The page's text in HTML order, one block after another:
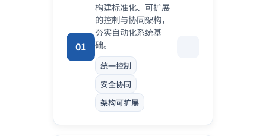
01
构建标准化、可扩展
的控制与协同架构，
夯实自动化系统基
础。
统一控制
安全协同
架构可扩展